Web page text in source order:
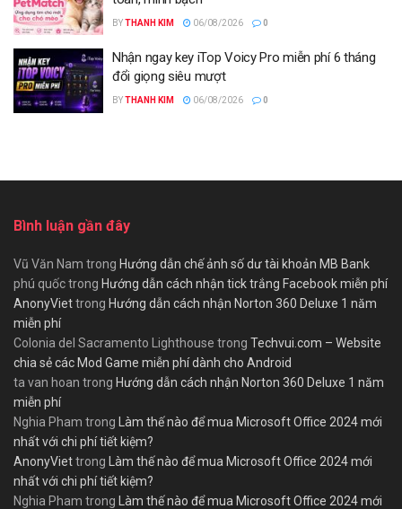
BYTHANH KIM 06/08/2026 0
Nhận ngay key iTop Voicy Pro miễn phí 6 tháng
đổi giọng siêu mượt
BYTHANH KIM 06/08/2026 0
Bình luận gần đây
Vũ Văn Nam trong Hướng dẫn chế ảnh số dư tài khoản MB Bank
phú quốctrong Hướng dẫn cách nhận tick trắng Facebook miễn phí
AnonyViettrong Hướng dẫn cách nhận Norton 360 Deluxe 1 năm
miễn phí
Colonia del Sacramento Lighthouse trong Techvui.com – Website
chia sẻ các Mod Game miễn phí dành cho Android
ta van hoan trong Hướng dẫn cách nhận Norton 360 Deluxe 1 năm
miễn phí
Nghia Pham trong Làm thế nào để mua Microsoft Office 2024 mới
nhất với chi phí tiết kiệm?
AnonyViettrong Làm thế nào để mua Microsoft Office 2024 mới
nhất với chi phí tiết kiệm?
Nghia Pham trong Làm thế nào để mua Microsoft Office 2024 mới